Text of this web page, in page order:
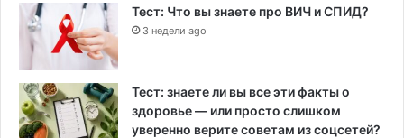
Тест: Что вы знаете про ВИЧ и СПИД?
3 недели ago
Тест: знаете ли вы все эти факты о
здоровье — или просто слишком
уверенно верите советам из соцсетей?